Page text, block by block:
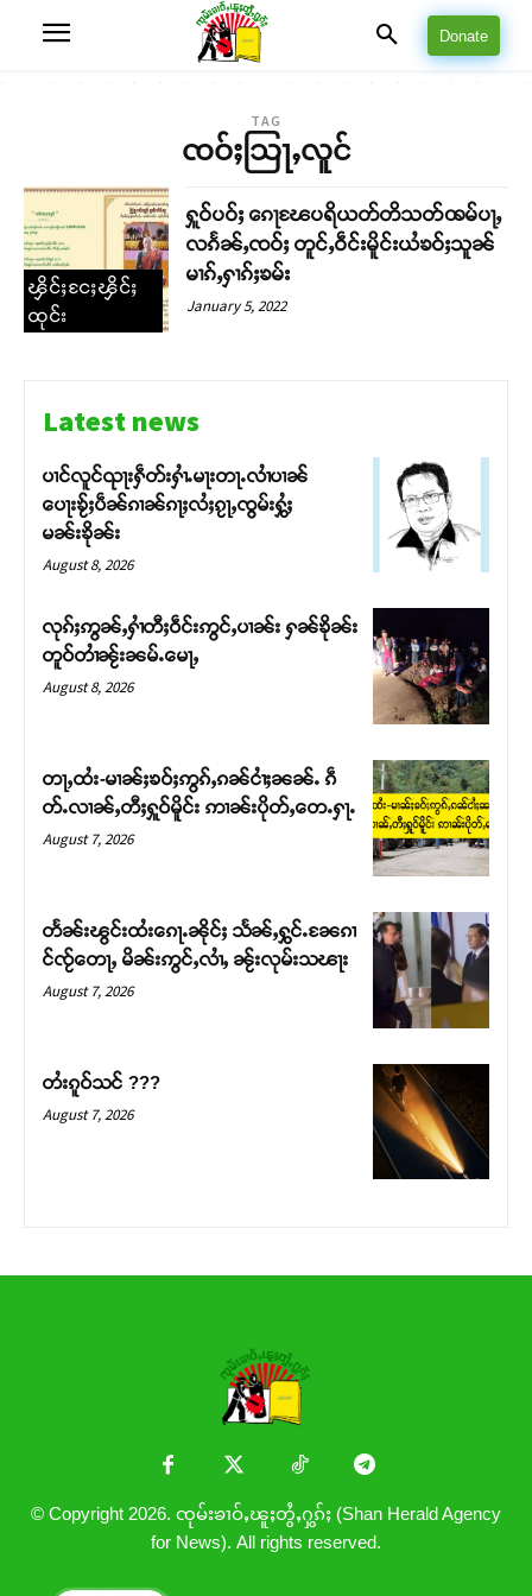
တႃႇႁႂ်ႈသဵင်ၵၢင်ၸႂ်ၵူၼ်းမိူင်း ၵူႈတီႈၵူႈလႅၼ်ပေႃးတေၸွ
တ်ႇ တူဝ်ႈလုမ်ႈၾႃႉၼၼ်ႉ ၶဝ်ႈႁူမ်ႈၵမ်ႉထႅမ် ၸုမ်းၶၢ
ဝ်ႇၽူႈတွႆႇႁွၵ်ႈ လႆႈယူႇၶႃႈဢေႃႈ။
Donate
TAG
ၸဝ်ႈသြႃႇလူင်
ၾိင်ႈငႄႈၾိင်ႈ
ထုင်း
ႁူဝ်ပဝ်ႈ ၵေႃၽႄပရိယတ်တိသတ်ꩪမ်ပႃႇ
လၵႅၼ်ႇၸဝ်ႈ တူင်ႇဝဵင်းမိူင်းယႆၶဝ်ႈသူၼ်
မၢၵ်ႇႁၢၵ်ႈၶမ်း
January 5, 2022
Latest news
ပၢင်လူင်ၺႃးႁဵတ်းႁၢႆႉမႃးတႃႉလၢႆပၢၼ် ​​
ပေႃးၶႂ်ႈပဵၼ်ၵၢၼ်ၵႃႈလႆႈၵႂႃႇၸွမ်းႁွႆႈ
မၼ်းၶိုၼ်း
August 8, 2026
လုၵ်ႈဢွၼ်ႇႁၢႆတီႈဝဵင်းဢွင်ႇပၢၼ်း ႁၼ်ၶိုၼ်း
တူဝ်တၢႆၼႂ်းၼမ်ႉမေႃႇ
August 8, 2026
တႃႇထႆး-မၢၼ်ႈၶဝ်ႈဢွၵ်ႇၵၼ်ငၢႆႈၼၼ်ႉ ၵဵ
တ်ႉလၢၼ်ႇတီႈႁူဝ်မိူင်း ဢၢၼ်းပိုတ်ႇတေႉႁႃႉ
August 7, 2026
တႅၼ်းၽွင်းထႆးၵေႃႉၼိုင်ႈ သႅၼ်ႇႁွင်ႉၼႄၵၢ
င်ၸႂ်တေႃႇ မိၼ်းဢွင်ႇလၢႆႇ ၼႂ်းလုမ်းသၽႃး
August 7, 2026
တႆးၵူဝ်သင် ???
August 7, 2026
© Copyright 2026. ၸုမ်းၶၢဝ်ႇၽူႈတွႆႇႁွၵ်ႈ (Shan Herald Agency
for News). All rights reserved.